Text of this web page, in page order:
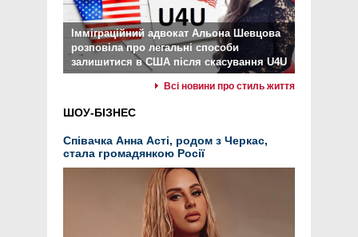
Імміграційний адвокат Альона Шевцова
розповіла про легальні способи
залишитися в США після скасування U4U
Всі новини про стиль життя
ШОУ-БІЗНЕС
Співачка Анна Асті, родом з Черкас,
стала громадянкою Росії